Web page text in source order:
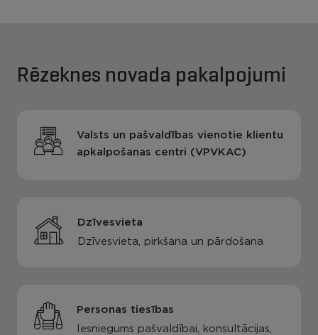
Rēzeknes novada pakalpojumi
Valsts un pašvaldības vienotie klientu
apkalpošanas centri (VPVKAC)
Dzīvesvieta
Dzīvesvieta, pirkšana un pārdošana
Personas tiesības
Iesniegums pašvaldībai, konsultācijas,